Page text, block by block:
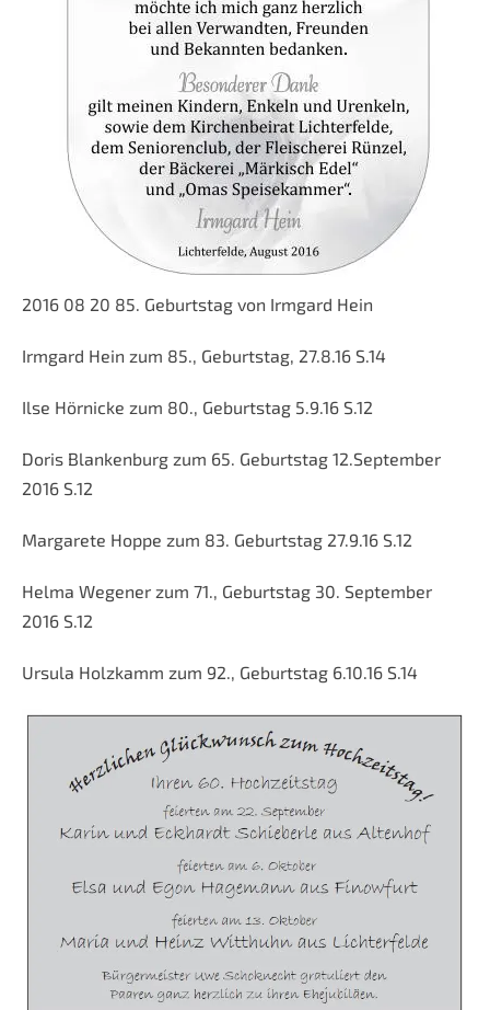
2016 08 20 85. Geburtstag von Irmgard Hein
Irmgard Hein zum 85., Geburtstag, 27.8.16 S.14
Ilse Hörnicke zum 80., Geburtstag 5.9.16 S.12
Doris Blankenburg zum 65. Geburtstag 12.September
2016 S.12
Margarete Hoppe zum 83. Geburtstag 27.9.16 S.12
Helma Wegener zum 71., Geburtstag 30. September
2016 S.12
Ursula Holzkamm zum 92., Geburtstag 6.10.16 S.14